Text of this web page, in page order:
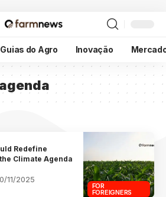
Guias do Agro Inovação
FOR
FOREIGNERS
Redefine
Climate Agenda
11/2025